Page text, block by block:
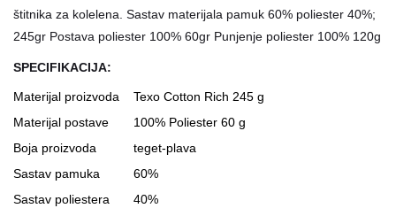
štitnika za kolelena. Sastav materijala pamuk 60% poliester 40%;
245gr Postava poliester 100% 60gr Punjenje poliester 100% 120g
SPECIFIKACIJA:
Materijal proizvoda
Texo Cotton Rich 245 g
Materijal postave
100% Poliester 60 g
Boja proizvoda
teget-plava
Sastav pamuka
60%
Sastav poliestera
40%